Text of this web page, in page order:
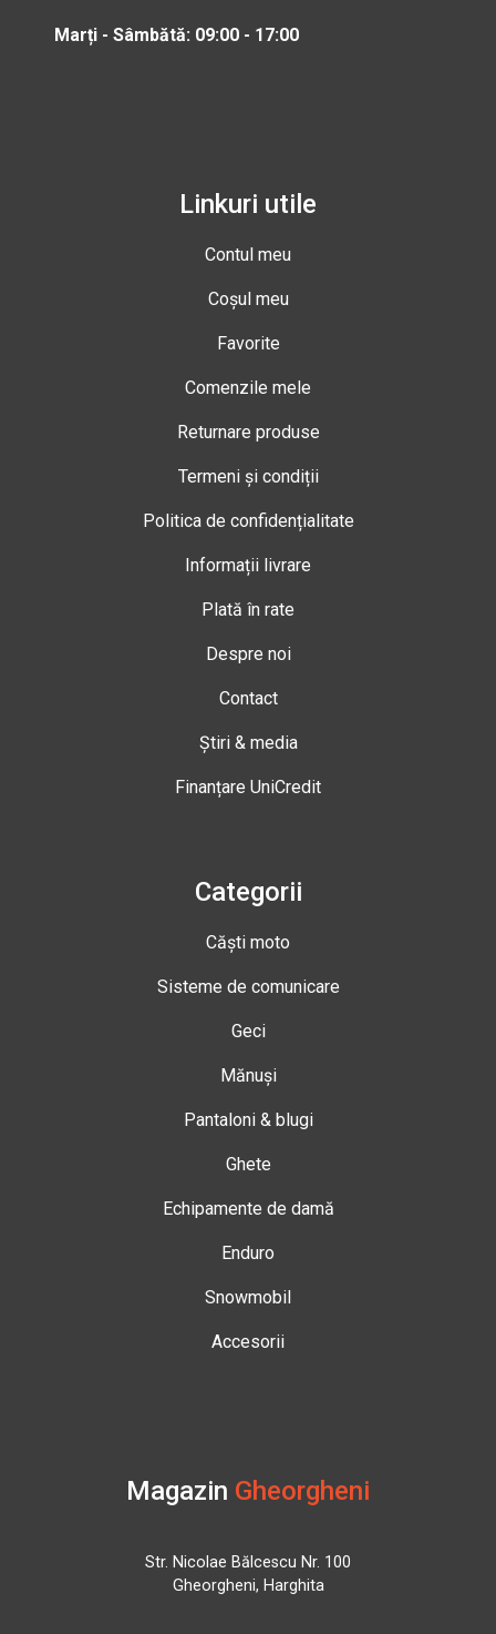
Marți - Sâmbătă: 09:00 - 17:00
Linkuri utile
Contul meu
Coșul meu
Favorite
Comenzile mele
Returnare produse
Termeni și condiții
Politica de confidențialitate
Informații livrare
Plată în rate
Despre noi
Contact
Știri & media
Finanțare UniCredit
Categorii
Căști moto
Sisteme de comunicare
Geci
Mănuși
Pantaloni & blugi
Ghete
Echipamente de damă
Enduro
Snowmobil
Accesorii
Magazin Gheorgheni
Str. Nicolae Bălcescu Nr. 100
Gheorgheni, Harghita